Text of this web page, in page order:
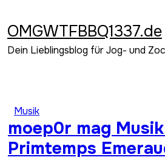
springen
OMGWTFBBQ1337.de
Dein Lieblingsblog für Jog- und
Musik
moep0r mag
Primtemps